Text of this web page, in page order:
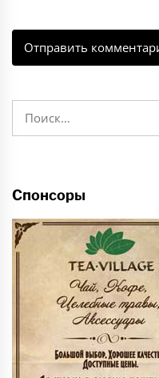
Спонсоры